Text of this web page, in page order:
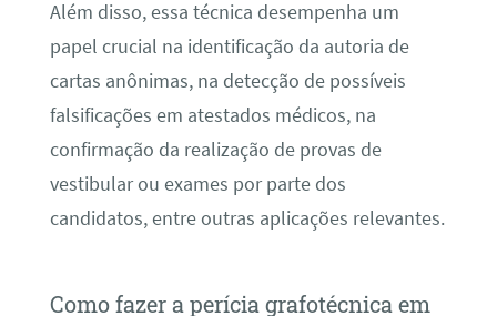
Além disso, essa técnica desempenha um
papel crucial na identificação da autoria de
cartas anônimas, na detecção de possíveis
falsificações em atestados médicos, na
confirmação da realização de provas de
vestibular ou exames por parte dos
candidatos, entre outras aplicações relevantes.
Como fazer a perícia grafotécnica em